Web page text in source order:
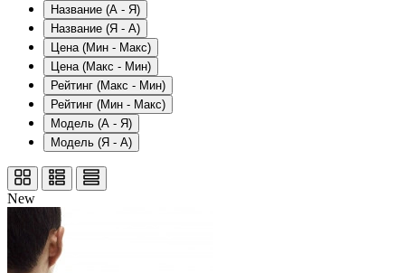
Название (А - Я)
Название (Я - А)
Цена (Мин - Макс)
Цена (Макс - Мин)
Рейтинг (Макс - Мин)
Рейтинг (Мин - Макс)
Модель (А - Я)
Модель (Я - А)
New